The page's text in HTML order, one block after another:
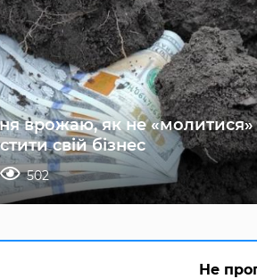
врожаю, як не «молитися»
свій бізнес
502
Не